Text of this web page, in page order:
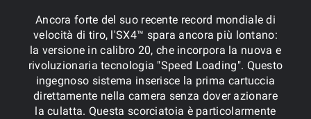
Ancora forte del suo recente record mondiale di
velocità di tiro, l'SX4™ spara ancora più lontano:
la versione in calibro 20, che incorpora la nuova e
rivoluzionaria tecnologia "Speed Loading". Questo
ingegnoso sistema inserisce la prima cartuccia
direttamente nella camera senza dover azionare
la culatta. Questa scorciatoia è particolarmente